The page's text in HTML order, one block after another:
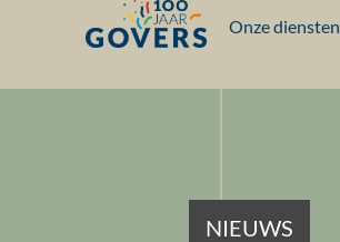
Onze diensten
NIEUWS